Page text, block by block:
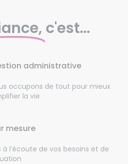
c'est...
administrative
occupons de tout pour mieux
la vie
mesure
à l’écoute de vos besoins et de